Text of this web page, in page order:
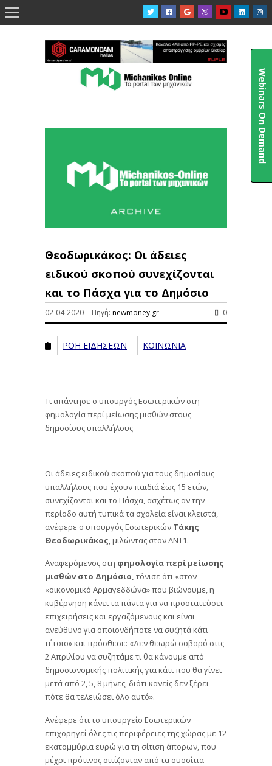

Θεοδωρικάκος: Οι άδειες
ειδικού σκοπού συνεχίζονται
και το Πάσχα για το Δημόσιο
02-04-2020 - Πηγή: newmoney.gr 0
ΡΟΗ ΕΙΔΗΣΕΩΝ ΚΟΙΝΩΝΙΑ
Τι απάντησε ο υπουργός Εσωτερικών στη
φημολογία περί μείωσης μισθών στους
δημοσίους υπαλλήλους
Οι άδειες ειδικού σκοπού για τους δημοσίους
υπαλλήλους που έχουν παιδιά έως 15 ετών,
συνεχίζονται και το Πάσχα, ασχέτως αν την
περίοδο αυτή τυπικά τα σχολεία είναι κλειστά,
ανέφερε ο υπουργός Εσωτερικών Τάκης
Θεοδωρικάκος, μιλώντας στον ΑΝΤ1.
Αναφερόμενος στη φημολογία περί μείωσης
μισθών στο Δημόσιο, τόνισε ότι «στον
«οικονομικό Αρμαγεδδώνα» που βιώνουμε, η
κυβέρνηση κάνει τα πάντα για να προστατεύσει
επιχειρήσεις και εργαζόμενους και είναι
ανεύθυνο για οποιονδήποτε να συζητά κάτι
τέτοιο» και πρόσθεσε: «Δεν θεωρώ σοβαρό στις
2 Απριλίου να συζητάμε τι θα κάνουμε από
δημοσιονομικής πολιτικής για κάτι που θα γίνει
μετά από 2, 5, 8 μήνες, διότι κανείς δεν ξέρει
πότε θα τελειώσει όλο αυτό».
Ανέφερε ότι το υπουργείο Εσωτερικών
επιχορηγεί όλες τις περιφέρειες της χώρας με 12
εκατομμύρια ευρώ για τη σίτιση άπορων, που
μέχρι πρότινος σιτίζονταν από τα συσσίτια
Webinars On Demand